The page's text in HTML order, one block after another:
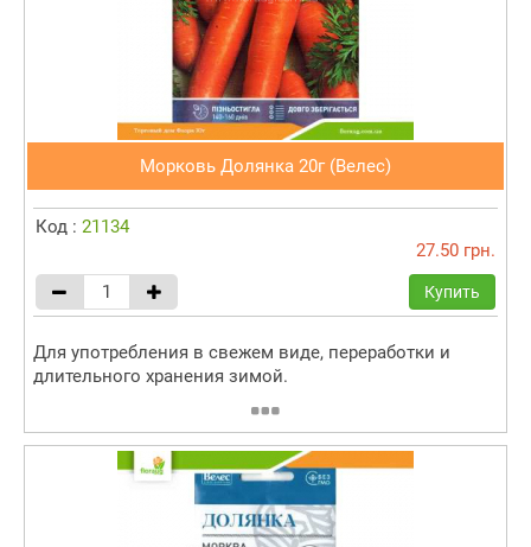
Морковь Долянка 20г (Велес)
Код : 21134
27.50 грн.
Купить
Для употребления в свежем виде, переработки и
длительного хранения зимой.